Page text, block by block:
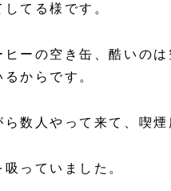
てる様です。
ーの空き缶、酷いの
からです。
数人やって来て、喫煙
っていました。